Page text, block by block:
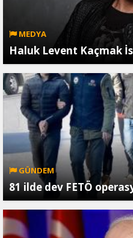
MEDYA
Haluk Levent Kaçmak
GÜNDEM
81 ilde dev FETÖ